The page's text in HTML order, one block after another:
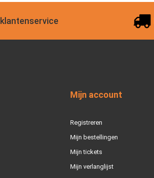
Mijn account
Registreren
Mijn bestellingen
Mijn tickets
Mijn verlanglijst